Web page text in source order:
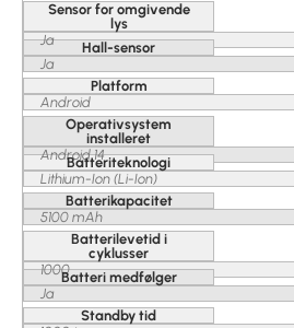
Sensor for omgivende
lys
Ja
Hall-sensor
Ja
Platform
Android
Operativsystem
installeret
Android 14
Batteriteknologi
Lithium-Ion (Li-Ion)
Batterikapacitet
5100 mAh
Batterilevetid i
cyklusser
1000Batteri medfølger
Ja
Standby tid